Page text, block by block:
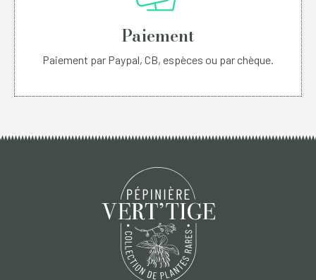
Paiement
Paiement par Paypal, CB, espèces ou par chèque.